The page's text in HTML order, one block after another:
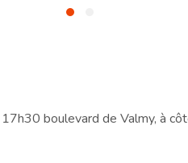
boulevard de Valmy, à